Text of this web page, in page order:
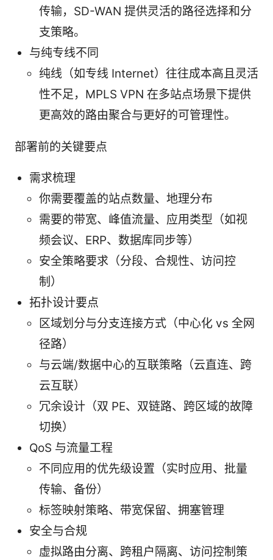
传输，SD-WAN 提供灵活的路径选择和分
支策略。
与纯专线不同
纯线（如专线 Internet）往往成本高且灵活
性不足，MPLS VPN 在多站点场景下提供
更高效的路由聚合与更好的可管理性。
部署前的关键要点
需求梳理
你需要覆盖的站点数量、地理分布
需要的带宽、峰值流量、应用类型（如视
频会议、ERP、数据库同步等）
安全策略要求（分段、合规性、访问控
制）
拓扑设计要点
区域划分与分支连接方式（中心化 vs 全网
径路）
与云端/数据中心的互联策略（云直连、跨
云互联）
冗余设计（双 PE、双链路、跨区域的故障
切换）
QoS 与流量工程
不同应用的优先级设置（实时应用、批量
传输、备份）
标签映射策略、带宽保留、拥塞管理
安全与合规
虚拟路由分离、跨租户隔离、访问控制策